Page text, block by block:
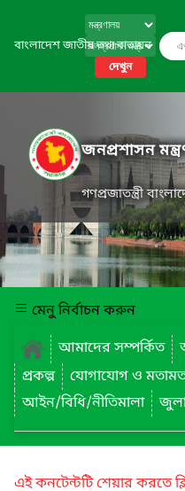
বাংলাদেশ জাতীয় তথ্য বাতায়ন
দেখুন
জনপ্রশাসন
গণপ্রজাতন্ত্রী
মেনু নির্বাচন করুন
আমাদের সম্পর্কিত
প্রকল্প
যোগাযোগ ও
আইন/বিধি/নীতিমালা
এই কনটেন্টটি শেয়ার করতে